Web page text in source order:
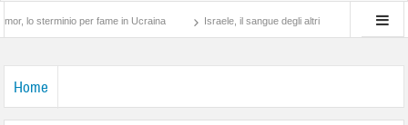
sterminio per fame in Ucraina Israele, il sangue degli altri Lotta di classe…
Home